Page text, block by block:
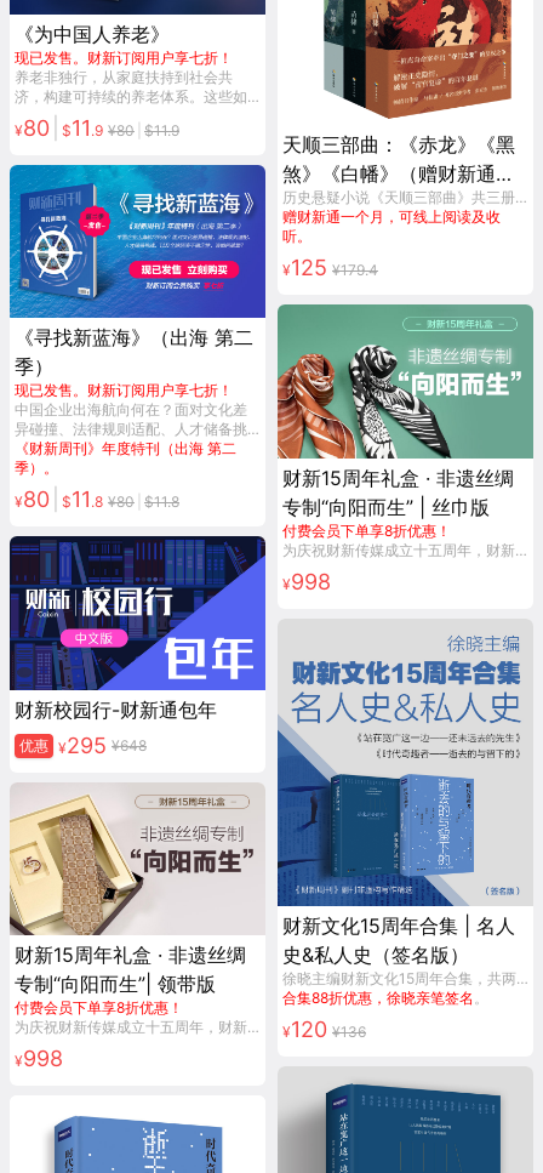
《为中国人养老》
现已发售。财新订阅用户享七折！
养老非独行，从家庭扶持到社会共
济，构建可持续的养老体系。这些如
何实现？千头万绪，请从打开这本特
刊始。
《中国改革》年度特刊。
¥80 $11 .9 ¥80 $11.9
《寻找新蓝海》（出海 第二
季）
现已发售。财新订阅用户享七折！
中国企业出海航向何在？面对文化差
异碰撞、法律规则适配、人才储备挑
战，以及全球经济不确定性，该如何
破局？
《财新周刊》年度特刊（出海 第二
季）。
¥80 $11 .8 ¥80 $11.8
财新校园行-财新通包年
优惠 ¥295 ¥648
财新15周年礼盒 · 非遗丝绸
专制“向阳而生”| 领带版
付费会员下单享8折优惠！
为庆祝财新传媒成立十五周年，财新传媒与清华大学美术学院教授、画家冷冰川老师、丝绸生活方式品牌龙泉禧里一拍即合，创作非遗手制礼盒《抽丝剥茧·向阳而生》，限量珍藏。
¥998
天顺三部曲：《赤龙》《黑
煞》《白幡》（赠财新通一
个月，可线上阅读及收听）历史悬疑小说《天顺三部曲》共三册，苗棣著。解锁天顺三大迷案：夺门之变、石亨大案、曹钦之叛——以明史为局，以悬疑破局，挖掘被正史雪藏的另一种真实。
赠财新通一个月，可线上阅读及收
听。
¥125 ¥179.4
财新15周年礼盒 · 非遗丝绸
专制“向阳而生” | 丝巾版
付费会员下单享8折优惠！
为庆祝财新传媒成立十五周年，财新传媒与清华大学美术学院教授、画家冷冰川老师、丝绸生活方式品牌龙泉禧里一拍即合，创作非遗手制礼盒《抽丝剥茧·向阳而生》，限量珍藏。
¥998
财新文化15周年合集 | 名人
史&私人史（签名版）
徐晓主编财新文化15周年合集，共两本：《站在宽广这一边——还未远去的先生》&《时代奇趣者——逝去的与留下的》，为《财新周刊》副刊非虚构写作的精选。
合集88折优惠，徐晓亲笔签名 。
¥120 ¥136